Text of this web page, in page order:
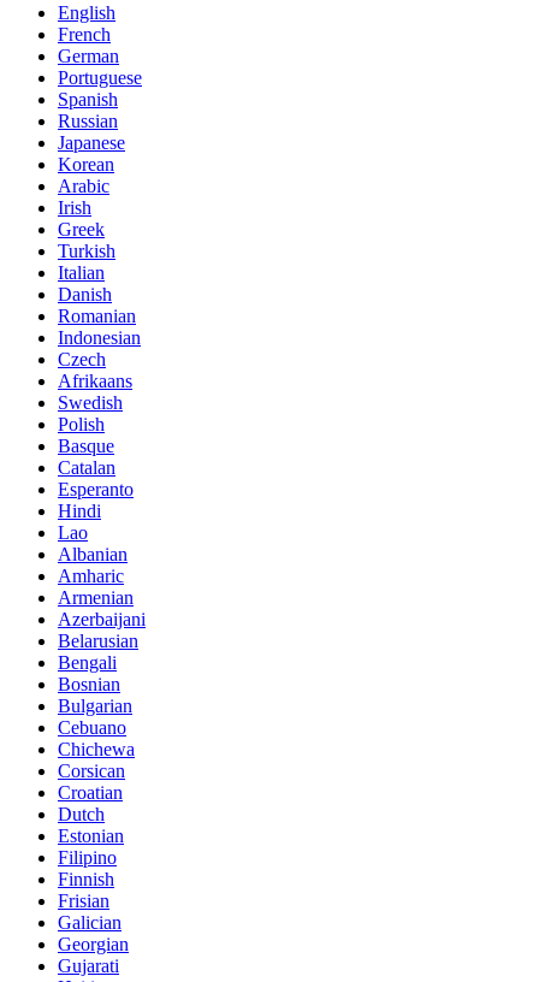
English
French
German
Portuguese
Spanish
Russian
Japanese
Korean
Arabic
Irish
Greek
Turkish
Italian
Danish
Romanian
Indonesian
Czech
Afrikaans
Swedish
Polish
Basque
Catalan
Esperanto
Hindi
Lao
Albanian
Amharic
Armenian
Azerbaijani
Belarusian
Bengali
Bosnian
Bulgarian
Cebuano
Chichewa
Corsican
Croatian
Dutch
Estonian
Filipino
Finnish
Frisian
Galician
Georgian
Gujarati